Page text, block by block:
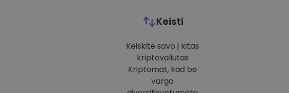
Keisti
Keiskite savo į kitas
kriptovaliutas
Kriptomat, kad be
vargo